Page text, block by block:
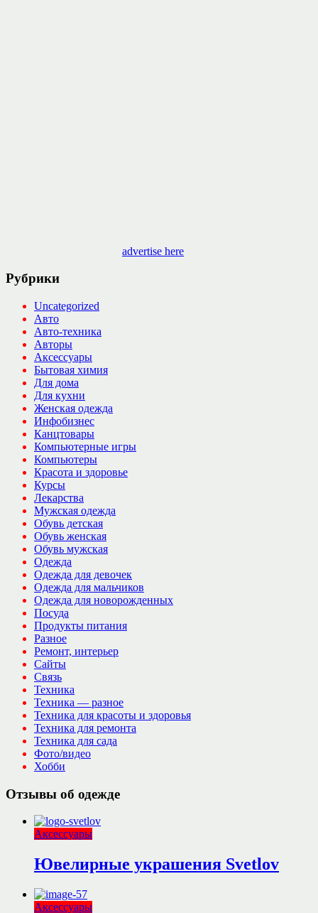
advertise here
Рубрики
Uncategorized
Авто
Авто-техника
Авторы
Аксессуары
Бытовая химия
Для дома
Для кухни
Женская одежда
Инфобизнес
Канцтовары
Компьютерные игры
Компьютеры
Красота и здоровье
Курсы
Лекарства
Мужская одежда
Обувь детская
Обувь женская
Обувь мужская
Одежда
Одежда для девочек
Одежда для мальчиков
Одежда для новорожденных
Посуда
Продукты питания
Разное
Ремонт, интерьер
Сайты
Связь
Техника
Техника — разное
Техника для красоты и здоровья
Техника для ремонта
Техника для сада
Фото/видео
Хобби
Отзывы об одежде
Аксессуары
Ювелирные украшения Svetlov
Аксессуары